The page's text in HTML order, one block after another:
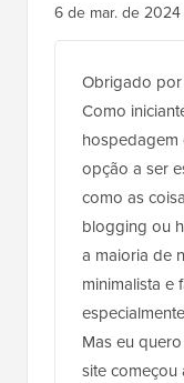
6 de mar. de
Obrigado
Como
hospedagem
opção a ser
como as
blogging ou
a maioria de
minimalista e
Mas eu
site começou